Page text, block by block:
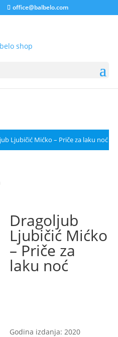
office@balbelo.com
Ljubičić Mićko – Priče za laku noć
Dragoljub
Ljubičić Mićko
– Priče za
laku noć
Godina izdanja: 2020